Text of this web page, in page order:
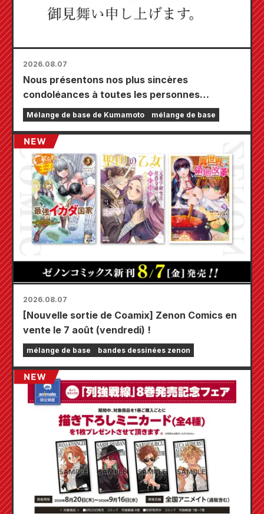
2026.08.07
Nous présentons nos plus sincères
condoléances à toutes les personnes
touchées par le tremblement de terre de
Kumamoto de 2026.
Mélange de base de Kumamoto mélange de base
2026.08.07
[Nouvelle sortie de Coamix] Zenon Comics en
vente le 7 août (vendredi) !
mélange de base bandes dessinées zenon